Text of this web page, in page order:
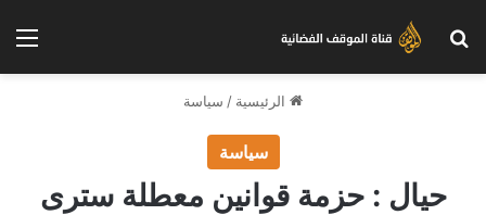
بحث عن
الرئيسية / سياسة
سياسة
حيال : حزمة قوانين معطلة سترى